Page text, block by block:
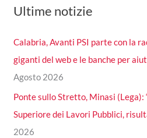
Ultime notizie
Calabria, Avanti PSI parte con la
giganti del web e le banche per
Agosto 2026
Ponte sullo Stretto, Minasi (Lega):
Superiore dei Lavori Pubblici,
2026